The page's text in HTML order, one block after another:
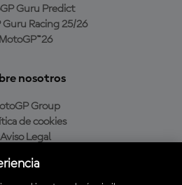
Guru Predict
Guru Racing 25/26
MotoGP™26
nosotros
Group
de cookies
Aviso Legal
de compra